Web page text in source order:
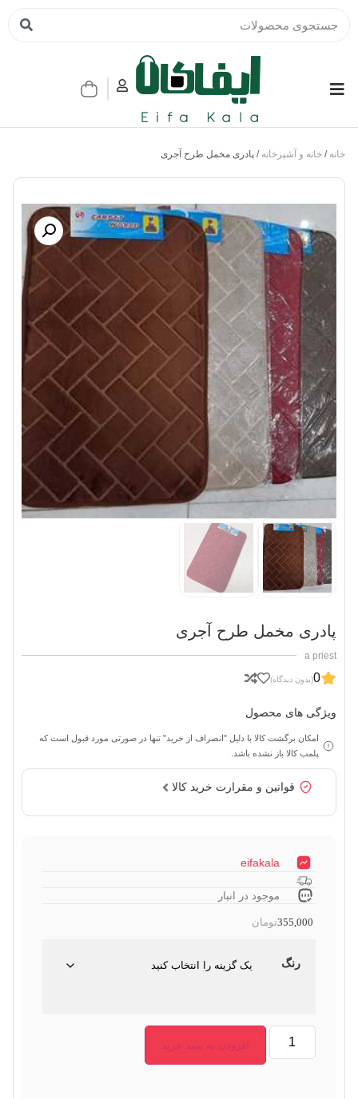
خانه / خانه و آشپزخانه / پادری مخمل طرح آجری
پادری مخمل طرح آجری
a priest
0(بدون دیدگاه)
ویژگی های محصول
امکان برگشت کالا با دلیل "انصراف از خرید" تنها در صورتی مورد قبول است که
پلمب کالا باز نشده باشد.
قوانین و مقرارت خرید کالا
eifakala
موجود در انبار
تومان
رنگ
افزودن به سبد خرید